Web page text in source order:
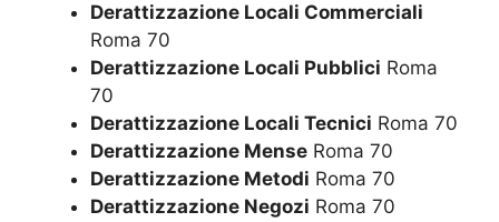
Derattizzazione Locali Commerciali
Roma 70
Derattizzazione Locali Pubblici Roma
70
Derattizzazione Locali Tecnici Roma 70
Derattizzazione Mense Roma 70
Derattizzazione Metodi Roma 70
Derattizzazione Negozi Roma 70